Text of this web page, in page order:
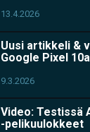
13.4.2026
Uusi artikkeli &
Google Pixel 10a
9.3.2026
Video: Testissä
-pelikuulokkeet